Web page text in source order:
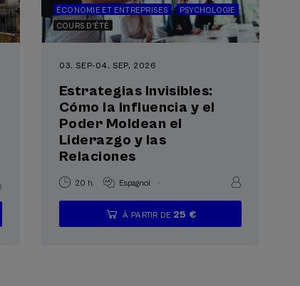
ÉCONOMIE ET ENTREPRISES
PSYCHOLOGIE
COURS D'ÉTÉ
03. SEP-04. SEP, 2026
Estrategias Invisibles:
Cómo la Influencia y el
Poder Moldean el
Liderazgo y las
Relaciones
20 h. Espagnol .
...
À PARTIR DE 25 €
Dernières
places
Gratuit
Date
passée
Liste
d'attente
Période
d'inscription